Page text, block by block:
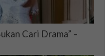
Cari Drama” –